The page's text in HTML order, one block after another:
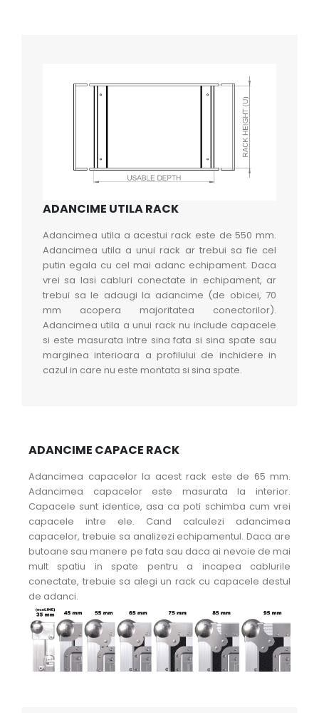
ADANCIME UTILA RACK
Adancimea utila a acestui rack este de 550 mm.
Adancimea utila a unui rack ar trebui sa fie cel
putin egala cu cel mai adanc echipament. Daca
vrei sa lasi cabluri conectate in echipament, ar
trebui sa le adaugi la adancime (de obicei, 70
mm acopera majoritatea conectorilor).
Adancimea utila a unui rack nu include capacele
si este masurata intre sina fata si sina spate sau
marginea interioara a profilului de inchidere in
cazul in care nu este montata si sina spate.
ADANCIME CAPACE RACK
Adancimea capacelor la acest rack este de 65 mm.
Adancimea capacelor este masurata la interior.
Capacele sunt identice, asa ca poti schimba cum vrei
capacele intre ele. Cand calculezi adancimea
capacelor, trebuie sa analizezi echipamentul. Daca are
butoane sau manere pe fata sau daca ai nevoie de mai
mult spatiu in spate pentru a incapea cablurile
conectate, trebuie sa alegi un rack cu capacele destul
de adanci.